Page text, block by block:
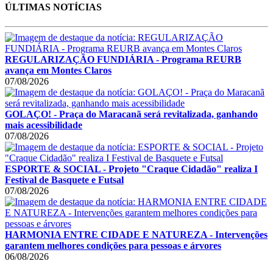
ÚLTIMAS NOTÍCIAS
REGULARIZAÇÃO FUNDIÁRIA - Programa REURB
avança em Montes Claros
07/08/2026
GOLAÇO! - Praça do Maracanã será revitalizada, ganhando
mais acessibilidade
07/08/2026
ESPORTE & SOCIAL - Projeto "Craque Cidadão" realiza I
Festival de Basquete e Futsal
07/08/2026
HARMONIA ENTRE CIDADE E NATUREZA - Intervenções
garantem melhores condições para pessoas e árvores
06/08/2026